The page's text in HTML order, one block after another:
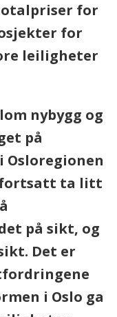
for
for
leiligheter
nybygg og
på
fortsatt ta litt
på sikt, og
Det er
i Oslo ga